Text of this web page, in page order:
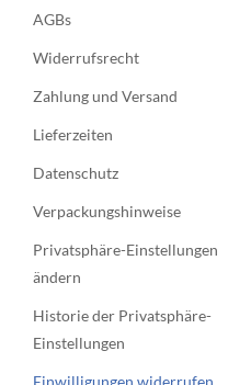
AGBs
Widerrufsrecht
Zahlung und Versand
Lieferzeiten
Datenschutz
Verpackungshinweise
Privatsphäre-Einstellungen
ändern
Historie der Privatsphäre-
Einstellungen
Einwilligungen widerrufen